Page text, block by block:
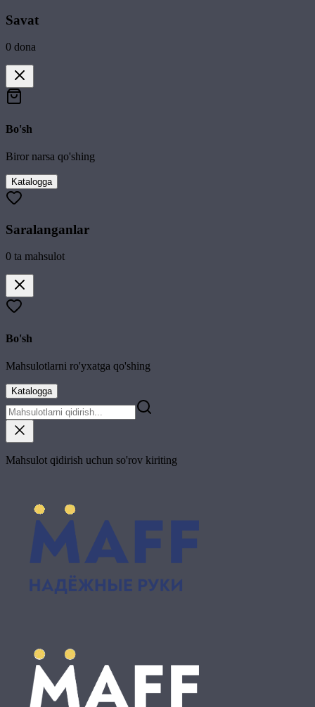
Savat
0 dona
Bo'sh
Biror narsa qo'shing
Katalogga
Saralanganlar
0 ta mahsulot
Bo'sh
Mahsulotlarni ro'yxatga qo'shing
Katalogga
Mahsulot qidirish uchun so'rov kiriting